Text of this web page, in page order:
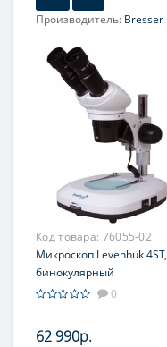
Производитель: Bresser
(панкратический)
Увеличение, крат:
Окуляр (ы):WF 10x
Фокусировка:Грубая
Код товара: 76055-02
Микроскоп Levenhuk 4ST,
бинокулярный
0
62 990р.